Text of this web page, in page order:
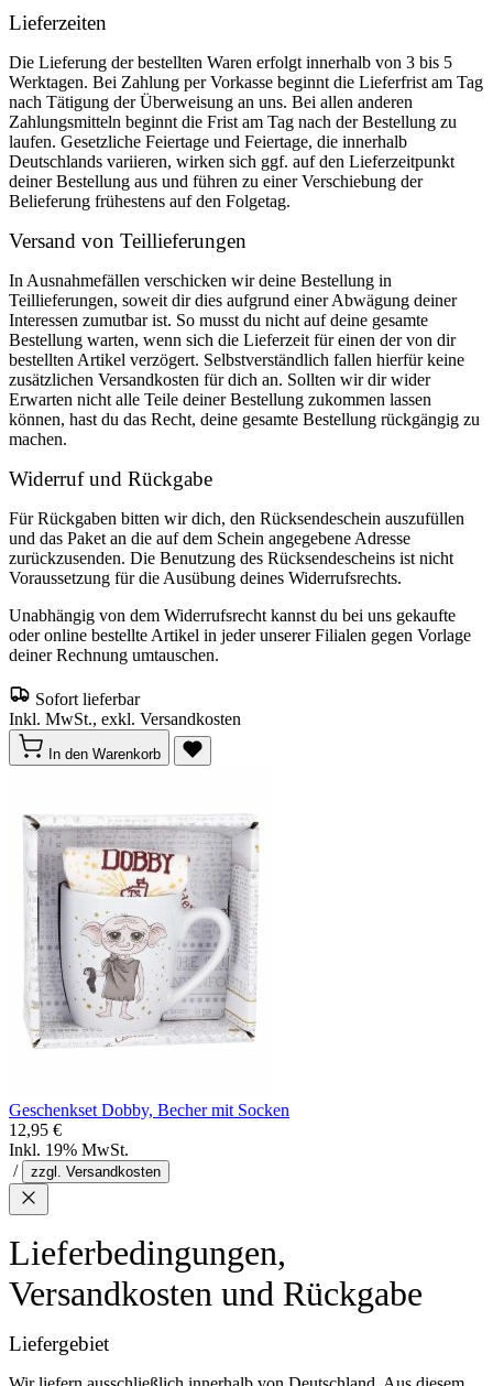
Lieferzeiten
Die Lieferung der bestellten Waren erfolgt innerhalb von 3 bis 5
Werktagen. Bei Zahlung per Vorkasse beginnt die Lieferfrist am Tag
nach Tätigung der Überweisung an uns. Bei allen anderen
Zahlungsmitteln beginnt die Frist am Tag nach der Bestellung zu
laufen. Gesetzliche Feiertage und Feiertage, die innerhalb
Deutschlands variieren, wirken sich ggf. auf den Lieferzeitpunkt
deiner Bestellung aus und führen zu einer Verschiebung der
Belieferung frühestens auf den Folgetag.
Versand von Teillieferungen
In Ausnahmefällen verschicken wir deine Bestellung in
Teillieferungen, soweit dir dies aufgrund einer Abwägung deiner
Interessen zumutbar ist. So musst du nicht auf deine gesamte
Bestellung warten, wenn sich die Lieferzeit für einen der von dir
bestellten Artikel verzögert. Selbstverständlich fallen hierfür keine
zusätzlichen Versandkosten für dich an. Sollten wir dir wider
Erwarten nicht alle Teile deiner Bestellung zukommen lassen
können, hast du das Recht, deine gesamte Bestellung rückgängig zu
machen.
Widerruf und Rückgabe
Für Rückgaben bitten wir dich, den Rücksendeschein auszufüllen
und das Paket an die auf dem Schein angegebene Adresse
zurückzusenden. Die Benutzung des Rücksendescheins ist nicht
Voraussetzung für die Ausübung deines Widerrufsrechts.
Unabhängig von dem Widerrufsrecht kannst du bei uns gekaufte
oder online bestellte Artikel in jeder unserer Filialen gegen Vorlage
deiner Rechnung umtauschen.
Sofort lieferbar
Inkl. MwSt., exkl. Versandkosten
In den Warenkorb
Geschenkset Dobby, Becher mit Socken
12,95 €
Inkl. 19% MwSt.
/
zzgl. Versandkosten
Lieferbedingungen,
Versandkosten und Rückgabe
Liefergebiet